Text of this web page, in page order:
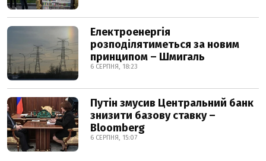
Електроенергія
розподілятиметься за новим
принципом – Шмигаль
6 СЕРПНЯ, 18:23
Путін змусив Центральний банк
знизити базову ставку –
Bloomberg
6 СЕРПНЯ, 15:07